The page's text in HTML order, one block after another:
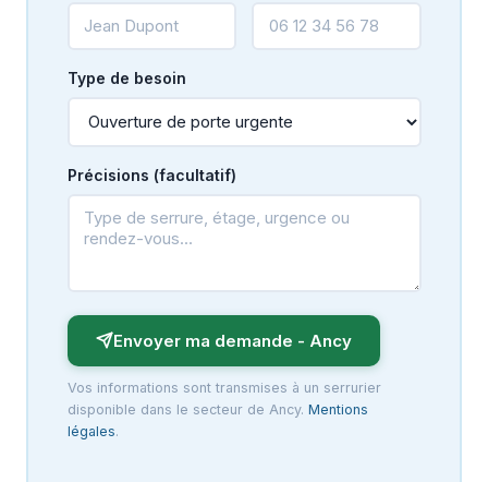
Type de besoin
Précisions (facultatif)
Envoyer ma demande - Ancy
Vos informations sont transmises à un serrurier
disponible dans le secteur de Ancy. Mentions
légales.